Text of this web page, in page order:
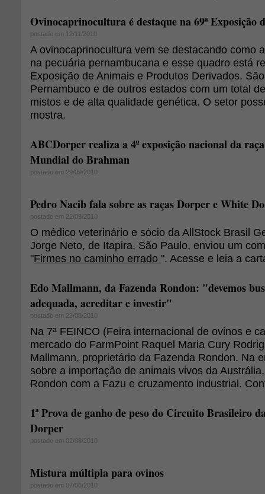
Ovinocaprinocultura é destaque na 69ª Exposição
postado em 12/11/2010
A ovinocaprinocultura vem se destacando como
na pecuária pernambucana e esse quadro está
Exposição de Animais e Produtos Derivados.
Pernambuco e de outros estados com um total
mistos e de alta qualidade genética. O setor
mostra.
ABCDorper realiza a 4ª exposição nacional da
Mundial do Brahman
postado em 29/09/2010
Pedro Nacib fala sobre as raças Dorper e White
postado em 22/09/2010
O médico veterinário e sócio da AllStock Brasil
Jorge Neto, de Itapira, São Paulo, enviou um
"Firmes no caminho errado ". Acesse e leia a
Edo Mallmann, da Fazenda Rondon: "devemos
adequada, acreditar e investir"
postado em 23/08/2010
Na 7ª FEINCO (Feira internacional de ovinos e
mercado do FarmPoint Raquel Maria Cury
Mallmann, proprietário da Fazenda Rondon. Na
sobre a importação de animais vivos da
Rondon com a Fazu e cruzamento industrial.
1ª Prova de ganho de peso do Circuito Brasileiro
Dorper
postado em 02/08/2010
Mistura múltipla para ovinos
postado em 07/06/2010